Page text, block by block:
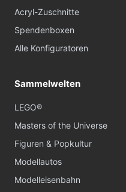
Acryl-Zuschnitte
Spendenboxen
Alle Konfiguratoren
Sammelwelten
LEGO®
Masters of the Universe
Figuren & Popkultur
Modellautos
Modelleisenbahn